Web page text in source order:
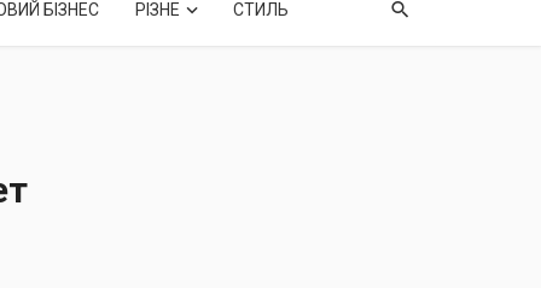
БІЗНЕС РІЗНЕ СТИЛЬ